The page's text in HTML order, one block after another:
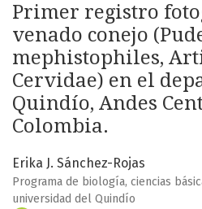
Primer registro
venado conejo
mephistophiles,
Cervidae) en el
Quindío, Andes
Colombia.
Erika J. Sánchez-Rojas
Programa de biología, ciencias
universidad del Quindío